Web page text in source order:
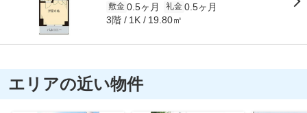
敷金 0.5ヶ月 礼金 0.5ヶ月
3階 1K 19.80㎡
エリアの近い物件